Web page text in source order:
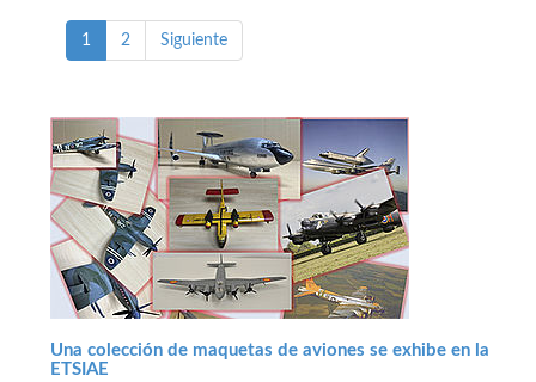
1 2 Siguiente
Una colección de maquetas de aviones se exhibe en la
ETSIAE